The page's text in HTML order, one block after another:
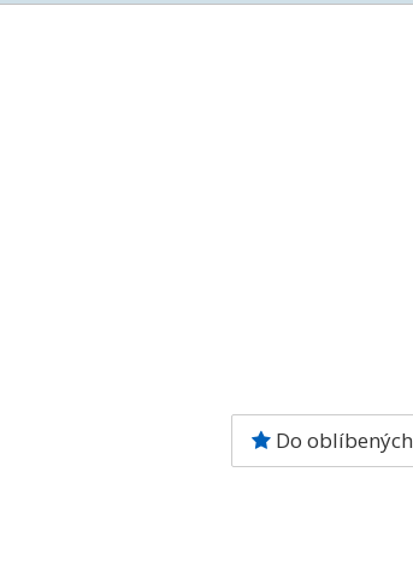
Do oblíbených